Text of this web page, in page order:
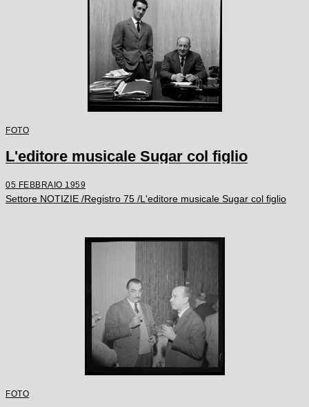
FOTO
L'editore musicale Sugar col figlio
05 FEBBRAIO 1959
Settore NOTIZIE /Registro 75 /L'editore musicale Sugar col figlio
FOTO